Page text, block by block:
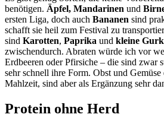
benötigen. Äpfel, Mandarinen und
ersten Liga, doch auch Bananen sind
schafft sie heil zum Festival zu
sind Karotten, Paprika und kleine
zwischendurch. Abraten würde ich vor
Erdbeeren oder Pfirsiche – die sind zwar
sehr schnell ihre Form. Obst und
Mahlzeit, sind aber als Ergänzung sehr
Protein ohne Herd